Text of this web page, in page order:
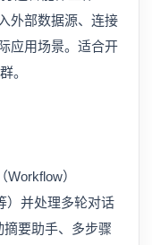
外部数据源、连接
应用场景。适合开
。
）
）并处理多轮对话
要助手、多步骤